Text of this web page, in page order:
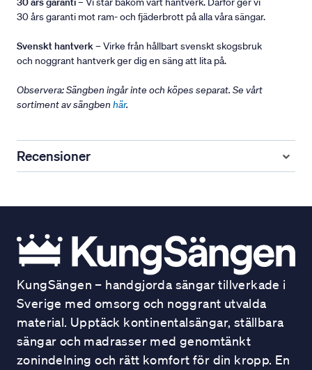
30 års garanti mot ram- och fjäderbrott på alla våra sängar.
Svenskt hantverk– Virke från hållbart svenskt skogsbruk
och noggrant hantverk ger dig en säng att lita på.
Observera: Sängben ingår inte och köpes separat. Se vårt
sortiment av sängben här.
Recensioner
KungSängen – handgjorda sängar tillverkade i
Sverige med omsorg och noggrant utvalda
material. Upptäck kontinentalsängar, ställbara
sängar och madrasser med genomtänkt
zonindelning och rätt komfort för din kropp. En